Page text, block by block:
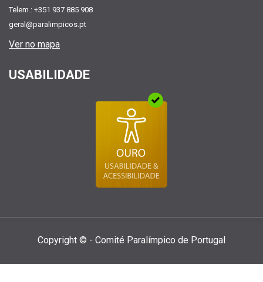
Telem.: +351 937 885 908
geral@paralimpicos.pt
Ver no mapa
USABILIDADE
Copyright © - Comité Paralí­mpico de Portugal